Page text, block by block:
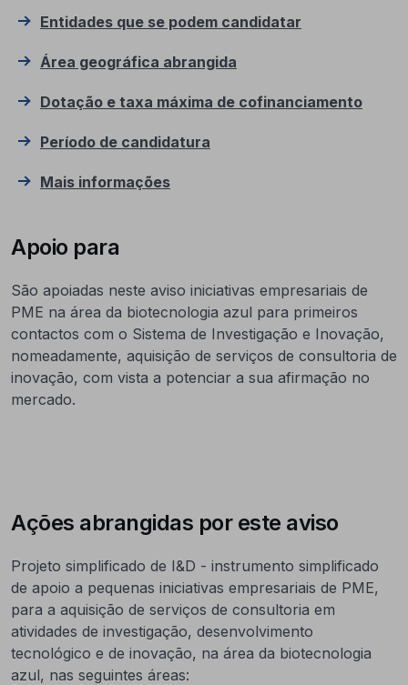
Entidades que se podem candidatar
Área geográfica abrangida
Dotação e taxa máxima de cofinanciamento
Período de candidatura
Mais informações
Apoio para
São apoiadas neste aviso iniciativas empresariais de
PME na área da biotecnologia azul para primeiros
contactos com o Sistema de Investigação e Inovação,
nomeadamente, aquisição de serviços de consultoria de
inovação, com vista a potenciar a sua afirmação no
mercado.
Ações abrangidas por este aviso
Projeto simplificado de I&D - instrumento simplificado
de apoio a pequenas iniciativas empresariais de PME,
para a aquisição de serviços de consultoria em
atividades de investigação, desenvolvimento
tecnológico e de inovação, na área da biotecnologia
azul, nas seguintes áreas: